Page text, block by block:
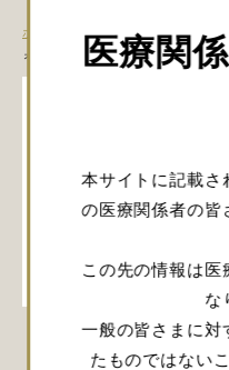
医療関
本サイトに記載さ
の医療関係者の皆
この先の情報は医
な
一般の皆さまに対
たものではない
ホーム
Integra Clinical
ォーム
閲覧にはロ
ロ